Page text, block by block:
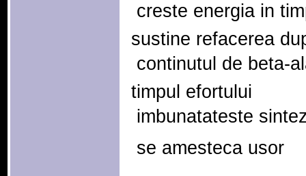
 creste energia in
sustine refacerea
 continutul de
timpul efortului
 imbunatateste
 se amesteca usor